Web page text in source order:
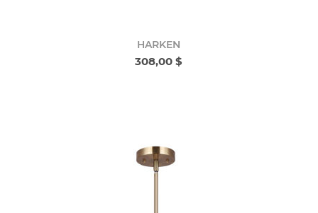
HARKEN
308,00 $